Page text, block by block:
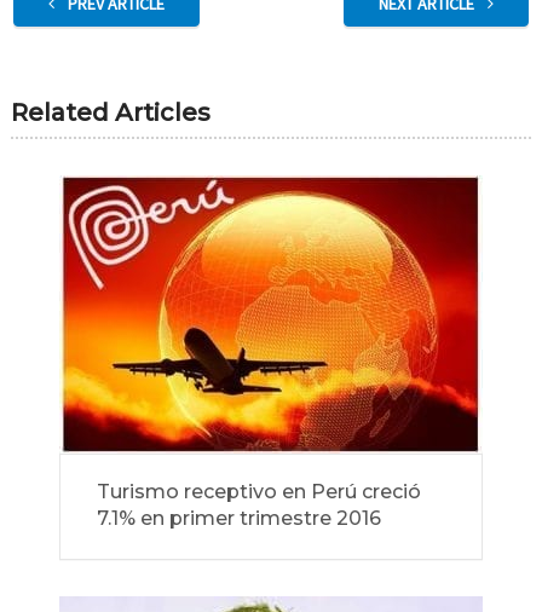
Related Articles
Turismo receptivo en Perú creció
7.1% en primer trimestre 2016